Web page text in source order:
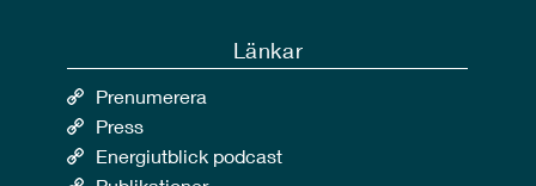
Länkar
Prenumerera
Press
Energiutblick podcast